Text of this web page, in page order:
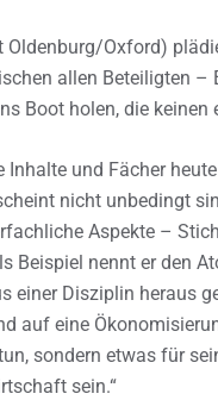
Oldenburg/Oxford)
allen Beteiligten –
Boot holen, die
und Fächer
nicht unbedingt
Aspekte –
Beispiel nennt er den
einer Disziplin heraus
auf eine
sondern etwas für
sein.“